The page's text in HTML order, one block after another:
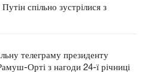
спільно зустрілися з
телеграму президенту
Орті з нагоди 24-ї річниці